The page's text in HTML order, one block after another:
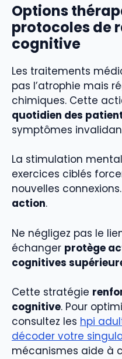
Options
protocoles de
cognitive
Les traitements
pas l’atrophie mais
chimiques. Cette
quotidien des
symptômes
La stimulation
exercices ciblés
nouvelles
action.
Ne négligez pas le
échanger protège
cognitives
Cette stratégie
cognitive. Pour
consultez les hpi
décoder votre
mécanismes aide à